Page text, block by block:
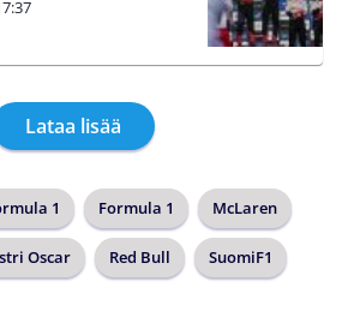
Lataa lisää
1 Formula 1 McLaren
Oscar Red Bull SuomiF1